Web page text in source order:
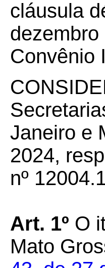
cláusula
dezembro
Convênio
Janeiro e
2024,
nº
Art. 1º O
Mato